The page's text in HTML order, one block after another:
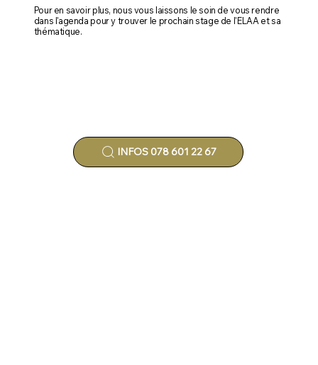
Pour en savoir plus, nous vous laissons le soin de vous rendre
dans l'agenda pour y trouver le prochain stage de l'ELAA et sa
thématique.
INFOS 078 601 22 67